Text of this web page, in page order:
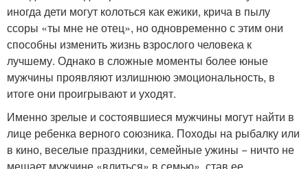
иногда дети могут колоться как ежики, крича в пылу
ссоры «ты мне не отец», но одновременно с этим они
способны изменить жизнь взрослого человека к
лучшему. Однако в сложные моменты более юные
мужчины проявляют излишнюю эмоциональность, в
итоге они проигрывают и уходят.
Именно зрелые и состоявшиеся мужчины могут найти в
лице ребенка верного союзника. Походы на рыбалку или
в кино, веселые праздники, семейные ужины − ничто не